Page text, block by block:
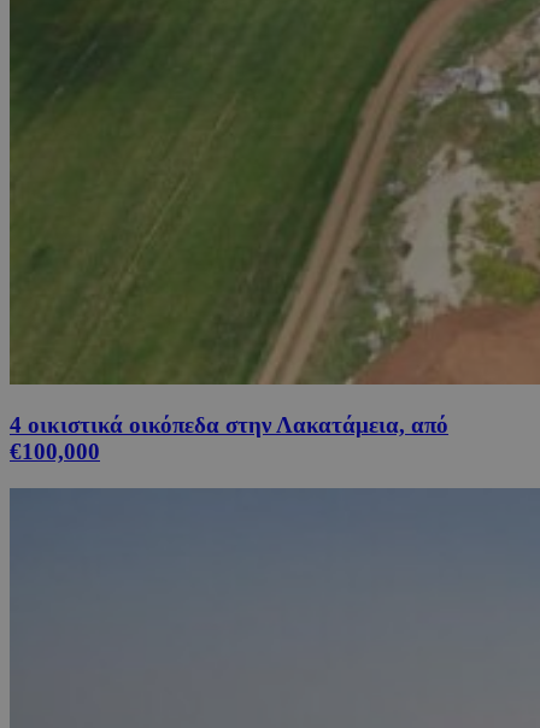
4 οικιστικά οικόπεδα στην Λακατάμεια, από
€100,000